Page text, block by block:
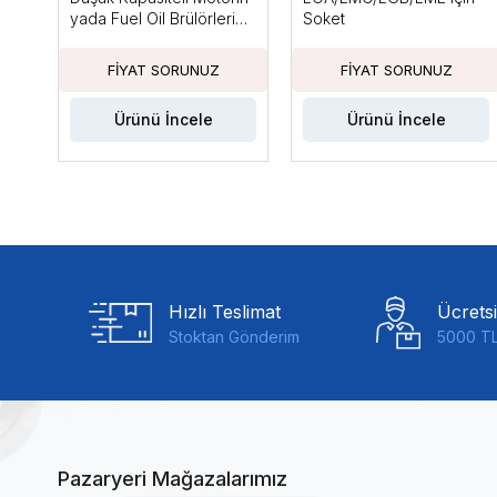
yada Fuel Oil Brülörleri
Ürünü İncele
Soket
Ürünü İncele
Hızlı Teslimat
Stoktan Gönderim 5000
Pazaryeri Mağazalarımız